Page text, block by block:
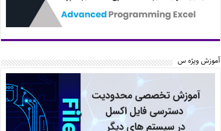
آموزش ویژه س